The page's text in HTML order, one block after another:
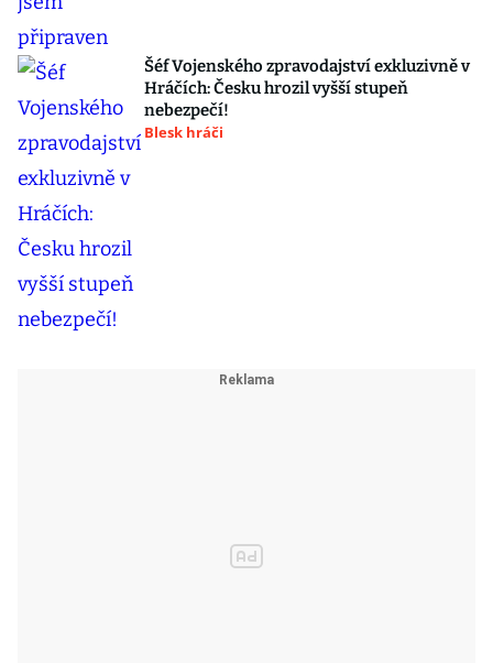
Šéf Vojenského zpravodajství exkluzivně v
Hráčích: Česku hrozil vyšší stupeň
nebezpečí!
Blesk hráči